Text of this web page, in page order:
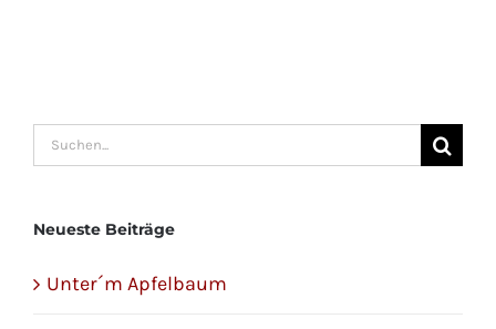
Suche
Neueste Beiträge
Unter´m Apfelbaum